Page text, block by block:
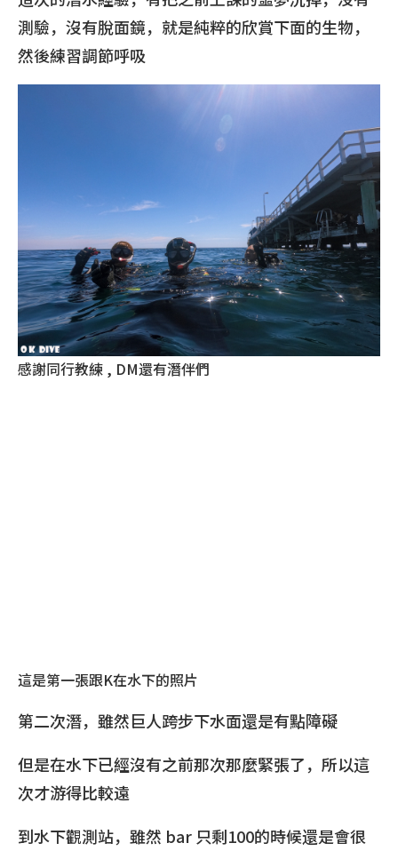
測驗，沒有脫面鏡，就是純粹的欣賞下面的生物，
然後練習調節呼吸
感謝同行教練 , DM還有潛伴們
這是第一張跟K在水下的照片
第二次潛，雖然巨人跨步下水面還是有點障礙
但是在水下已經沒有之前那次那麼緊張了，所以這
次才游得比較遠
到水下觀測站，雖然 bar 只剩100的時候還是會很